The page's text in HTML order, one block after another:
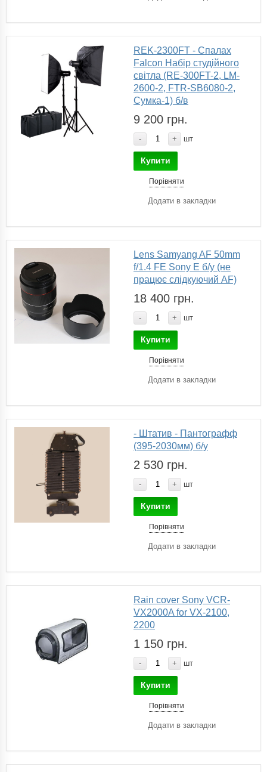
REK-2300FT - Спалах
Falcon Набір студійного
світла (RE-300FT-2, LM-
2600-2, FTR-SB6080-2,
Сумка-1) б/в
9 200 грн.
- + шт
Купити
Порівняти
Додати в закладки
Lens Samyang AF 50mm
f/1.4 FE Sony E б/у (не
працює слідкуючий AF)
18 400 грн.
- + шт
Купити
Порівняти
Додати в закладки
- Штатив - Пантографф
(395-2030мм) б/у
2 530 грн.
- + шт
Купити
Порівняти
Додати в закладки
Rain cover Sony VCR-
VX2000A for VX-2100,
2200
1 150 грн.
- + шт
Купити
Порівняти
Додати в закладки